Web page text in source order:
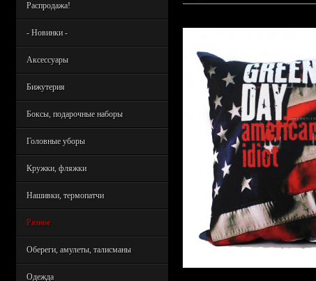
Распродажа!
- Новинки -
Аксессуары
Бижутерия
Боксы, подарочные наборы
Головные уборы
Кружки, фляжки
Нашивки, термопатчи
Разное
Обереги, амулеты, талисманы
Одежда